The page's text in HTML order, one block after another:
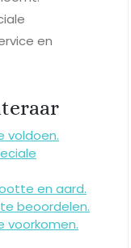
en
voldoen.
en aard.
beoordelen.
voorkomen.